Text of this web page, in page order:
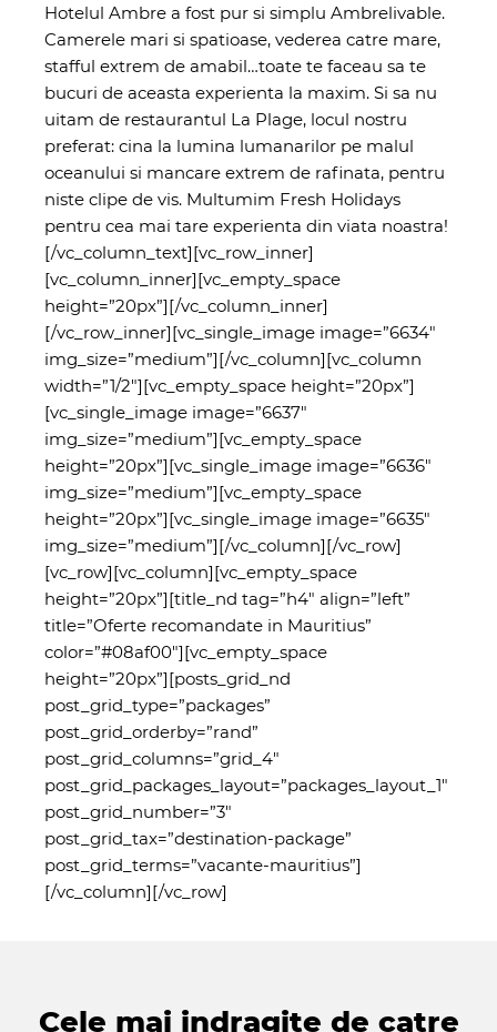
Hotelul Ambre a fost pur si simplu Ambrelivable.
Camerele mari si spatioase, vederea catre mare,
stafful extrem de amabil…toate te faceau sa te
bucuri de aceasta experienta la maxim. Si sa nu
uitam de restaurantul La Plage, locul nostru
preferat: cina la lumina lumanarilor pe malul
oceanului si mancare extrem de rafinata, pentru
niste clipe de vis. Multumim Fresh Holidays
pentru cea mai tare experienta din viata noastra!
[/vc_column_text][vc_row_inner]
[vc_column_inner][vc_empty_space
height=”20px”][/vc_column_inner]
[/vc_row_inner][vc_single_image image=”6634″
img_size=”medium”][/vc_column][vc_column
width=”1/2″][vc_empty_space height=”20px”]
[vc_single_image image=”6637″
img_size=”medium”][vc_empty_space
height=”20px”][vc_single_image image=”6636″
img_size=”medium”][vc_empty_space
height=”20px”][vc_single_image image=”6635″
img_size=”medium”][/vc_column][/vc_row]
[vc_row][vc_column][vc_empty_space
height=”20px”][title_nd tag=”h4″ align=”left”
title=”Oferte recomandate in Mauritius”
color=”#08af00″][vc_empty_space
height=”20px”][posts_grid_nd
post_grid_type=”packages”
post_grid_orderby=”rand”
post_grid_columns=”grid_4″
post_grid_packages_layout=”packages_layout_1″
post_grid_number=”3″
post_grid_tax=”destination-package”
post_grid_terms=”vacante-mauritius”]
[/vc_column][/vc_row]
Cele mai indragite de catre